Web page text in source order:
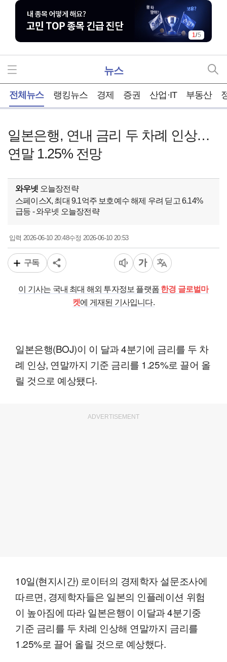
1/5
뉴스
전체뉴스 랭킹뉴스 경제 증권 산업·IT 부동산
일본은행, 연내 금리 두 차례 인상…
연말 1.25% 전망
와우넷 오늘장전략
스페이스X, 최대 9.1억주 보호예수 해제 우려 딛고 6.14%
급등 - 와우넷 오늘장전략
입력2026-06-10 20:48수정 2026-06-10 20:53
구독
이 기사는 국내 최대 해외 투자정보 플랫폼 한경 글로벌마
켓에 게재된 기사입니다.
일본은행(BOJ)이 이 달과 4분기에 금리를 두 차
례 인상, 연말까지 기준 금리를 1.25%로 끌어 올
릴 것으로 예상됐다.
ADVERTISEMENT
10일(현지시간) 로이터의 경제학자 설문조사에
따르면, 경제학자들은 일본의 인플레이션 위험
이 높아짐에 따라 일본은행이 이달과 4분기중
기준 금리를 두 차례 인상해 연말까지 금리를
1.25%로 끌어 올릴 것으로 예상했다.